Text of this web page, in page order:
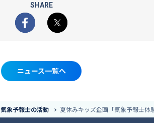
SHARE
Facebook
X
ニュース一覧へ
気象予報士の活動 夏休みキッズ企画「気象予報士体